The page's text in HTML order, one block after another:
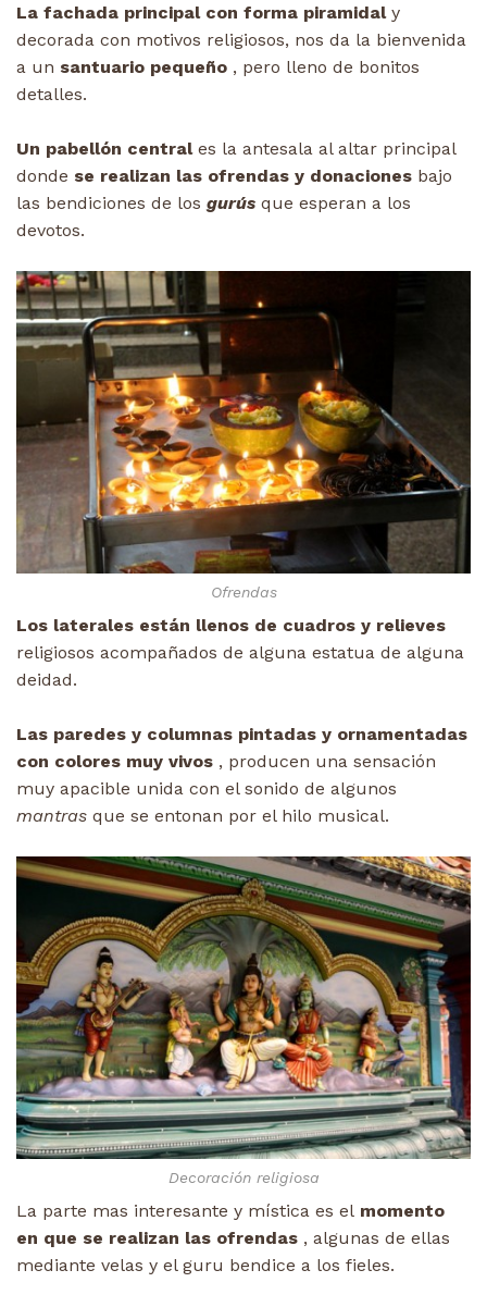
La fachada principal con forma piramidaly
decorada con motivos religiosos, nos da la bienvenida
a un santuario pequeño , pero lleno de bonitos
detalles.
Un pabellón centrales la antesala al altar principal
donde se realizan las ofrendas y donaciones bajo
las bendiciones de los gurús que esperan a los
devotos.
Ofrendas
Los laterales están llenos de cuadros y relieves
religiosos acompañados de alguna estatua de alguna
deidad.
Las paredes y columnas pintadas y ornamentadas
con colores muy vivos , producen una sensación
muy apacible unida con el sonido de algunos
mantras que se entonan por el hilo musical.
Decoración religiosa
La parte mas interesante y mística es el momento
en que se realizan las ofrendas , algunas de ellas
mediante velas y el guru bendice a los fieles.